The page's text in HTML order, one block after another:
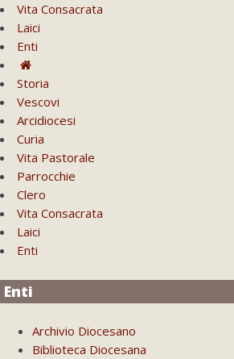
Vita Consacrata
Laici
Enti
Storia
Vescovi
Arcidiocesi
Curia
Vita Pastorale
Parrocchie
Clero
Vita Consacrata
Laici
Enti
Enti
Archivio Diocesano
Biblioteca Diocesana